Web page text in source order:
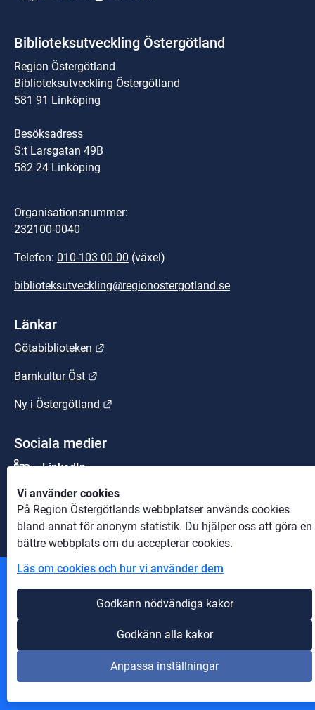
Vi använder cookies
På Region Östergötlands webbplatser används cookies
bland annat för anonym statistik. Du hjälper oss att göra en
bättre webbplats om du accepterar cookies.
Läs om cookies och hur vi använder dem
Godkänn nödvändiga kakor
Godkänn alla kakor
Anpassa inställningar
Biblioteksutveckling Östergötland
Region Östergötland
Biblioteksutveckling Östergötland
581 91 Linköping
Besöksadress
S:t Larsgatan 49B
582 24 Linköping
Organisationsnummer:
232100-0040
Telefon: 010-103 00 00 (växel)
biblioteksutveckling@regionostergotland.se
Länkar
Götabiblioteken
Barnkultur Öst
Ny i Östergötland
Sociala medier
LinkedIn
Youtube
Andra webbplatser
Information om cookies
Om webbplatsen